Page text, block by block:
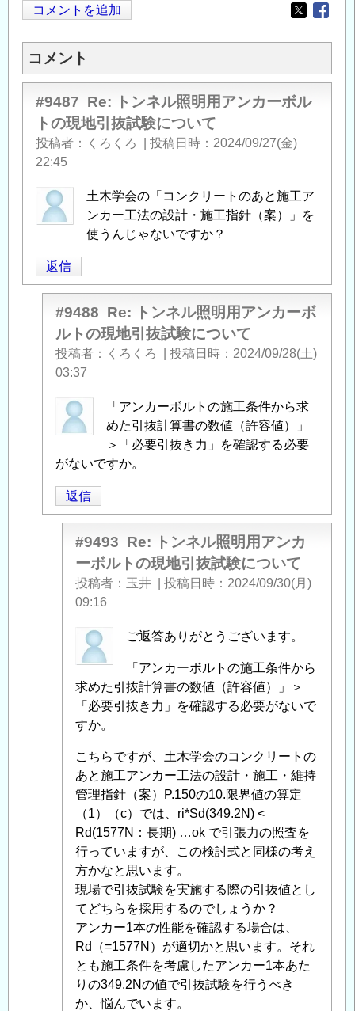
コメントを追加
Opens in
コメント
#9487 Re: トンネル照明用アンカーボル
トの現地引抜試験について
投稿者 くろくろ 投稿日時
2024/09/27(金)
22:45
土木学会の「コンクリートのあと施工ア
ンカー工法の設計・施工指針（案）」を
使うんじゃないですか？
返信
#9488 Re: トンネル照明用アンカーボ
ルトの現地引抜試験について
投稿者 くろくろ 投稿日時
2024/09/28(土)
03:37
匿
名
稿
に
よ
Re:
「アンカーボルトの施工条件から求
めた引抜計算書の数値（許容値）」
＞「必要引抜き力」を確認する必要
がないですか。
返信
#9493 Re: トンネル照明用アンカ
ーボルトの現地引抜試験について
投稿者 玉井 投稿日時
2024/09/30(月)
09:16
匿
名
稿
に
よ
る
「Re:
ト
ン
ネ
ル
照
明
用
ア
ン
カ
ー
ご返答ありがとうございます。
「アンカーボルトの施工条件から
求めた引抜計算書の数値（許容値）」＞
「必要引抜き力」を確認する必要がないで
すか。
こちらですが、土木学会のコンクリートの
あと施工アンカー工法の設計・施工・維持
管理指針（案）P.150の10.限界値の算定
（1）（c）では、ri*Sd(349.2N) <
Rd(1577N：長期) …ok で引張力の照査を
行っていますが、この検討式と同様の考え
方かなと思います。
現場で引抜試験を実施する際の引抜値とし
てどちらを採用するのでしょうか？
アンカー1本の性能を確認する場合は、
Rd（=1577N）が適切かと思います。それ
とも施工条件を考慮したアンカー1本あた
りの349.2Nの値で引抜試験を行うべき
か、悩んでいます。